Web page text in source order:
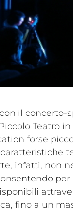
il concerto-
Teatro in
forse
infatti, non
fino a un
un
moduli line
e un
che ha
"le
delle mie
riproduzione